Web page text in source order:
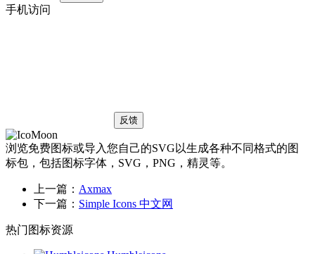
手机访问
反馈
浏览免费图标或导入您自己的SVG以生成各种不同格式的图
标包，包括图标字体，SVG，PNG，精灵等。
上一篇： Axmax
下一篇： Simple Icons 中文网
热门图标资源